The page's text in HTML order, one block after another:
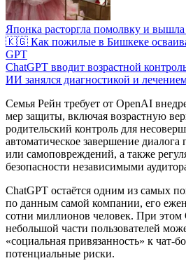
Японка расторгла помолвку и
🇰🇬 Как пожилые в Бишкеке
GPT
ChatGPT вводит возрастной
ИИ занялся диагностикой и
Семья Рейн требует от OpenAI
мер защиты, включая возрастную
родительский контроль для
автоматическое завершение
или самоповреждений, а также
безопасности независимыми
ChatGPT остаётся одним из самых
по данным самой компании, его
сотни миллионов человек. При этом
небольшой части пользователей
«социальная привязанность» к чат-
потенциальные риски.